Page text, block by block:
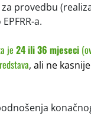
provedbu
a.
je 24 ili 36 mjeseci
, ali ne